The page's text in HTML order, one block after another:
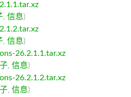
, 信息)
, 信息)
26.2.1.1.tar.xz
, 信息)
26.2.1.2.tar.xz
, 信息)